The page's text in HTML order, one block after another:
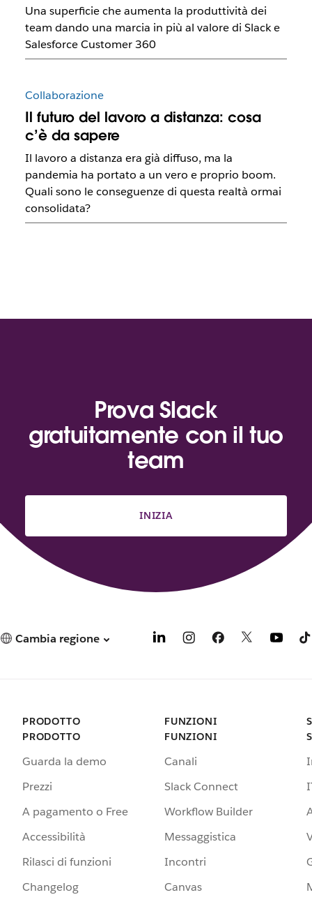
Una superficie che aumenta la produttività dei
team dando una marcia in più al valore di Slack e
Salesforce Customer 360
Collaborazione
Il futuro del lavoro a distanza: cosa
c’è da sapere
Il lavoro a distanza era già diffuso, ma la
pandemia ha portato a un vero e proprio boom.
Quali sono le conseguenze di questa realtà ormai
consolidata?
Prova Slack
gratuitamente con il tuo
team
INIZIA
Cambia regione
PRODOTTO
PRODOTTO
Guarda la demo
Prezzi
A pagamento o Free
Accessibilità
Rilasci di funzioni
Changelog
FUNZIONI
FUNZIONI
Canali
Slack Connect
Workflow Builder
Messaggistica
Incontri
Canvas